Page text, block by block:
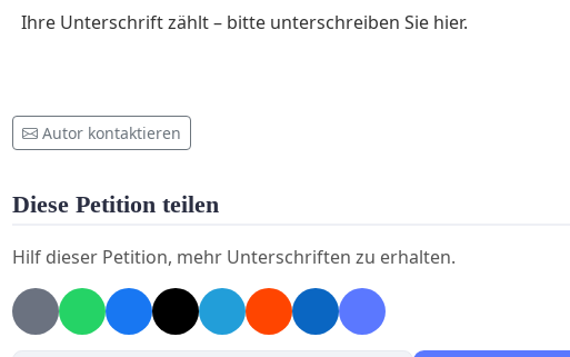
Ihre Unterschrift zählt – bitte unterschreiben Sie hier.
Autor kontaktieren
Diese Petition teilen
Hilf dieser Petition, mehr Unterschriften zu erhalten.